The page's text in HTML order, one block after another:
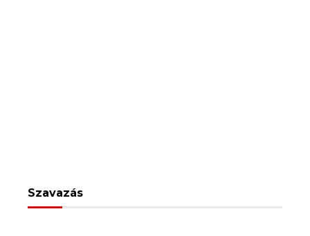
Szavazás